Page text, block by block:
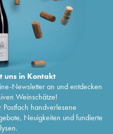
uns in Kontakt
Newsletter an und entdecken
Weinschätze!
handverlesene
Neuigkeiten und fundierte